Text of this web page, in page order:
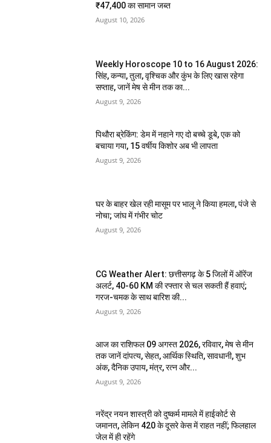
₹47,400 का सामान जब्त
August 10, 2026
Weekly Horoscope 10 to 16 August 2026:
सिंह, कन्या, तुला, वृश्चिक और कुंभ के लिए खास रहेगा
सप्ताह, जानें मेष से मीन तक का...
August 9, 2026
पिथौरा ब्रेकिंग: डेम में नहाने गए दो बच्चे डूबे, एक को
बचाया गया, 15 वर्षीय किशोर अब भी लापता
August 9, 2026
घर के बाहर खेल रही मासूम पर भालू ने किया हमला, पंजे से
नोचा; जांघ में गंभीर चोट
August 9, 2026
CG Weather Alert: छत्तीसगढ़ के 5 जिलों में ऑरेंज
अलर्ट, 40-60 KM की रफ्तार से चल सकती हैं हवाएं;
गरज-चमक के साथ बारिश की...
August 9, 2026
आज का राशिफल 09 अगस्त 2026, रविवार, मेष से मीन
तक जानें दांपत्य, सेहत, आर्थिक स्थिति, सावधानी, शुभ
अंक, दैनिक उपाय, मंत्र, रत्न और...
August 9, 2026
नरेंद्र नयन शास्त्री को दुष्कर्म मामले में हाईकोर्ट से
जमानत, लेकिन 420 के दूसरे केस में राहत नहीं; फिलहाल
जेल में ही रहेंगे